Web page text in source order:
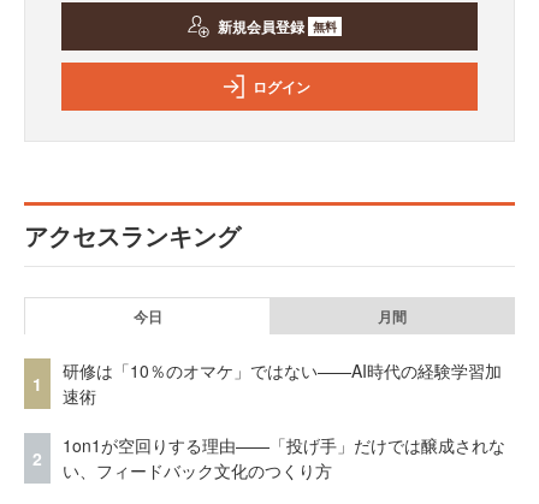
新規会員登録 無料
ログイン
アクセスランキング
今日 月間
1
研修は「10％のオマケ」ではない——AI時代の経験学習加
速術
2
1on1が空回りする理由——「投げ手」だけでは醸成されな
い、フィードバック文化のつくり方